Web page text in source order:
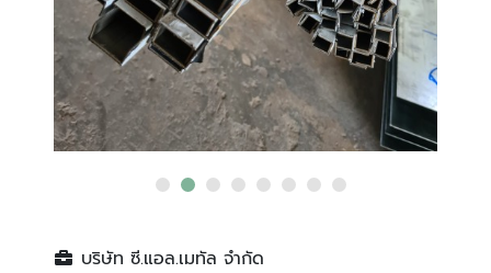
บริษัท ซี.แอล.เมทัล จำกัด